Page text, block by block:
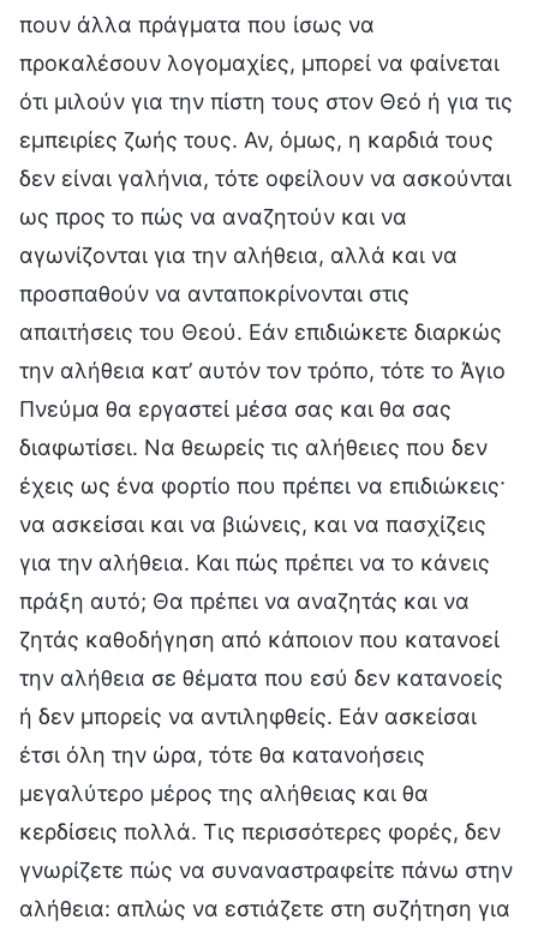
πουν άλλα πράγματα που ίσως να
προκαλέσουν λογομαχίες, μπορεί να φαίνεται
ότι μιλούν για την πίστη τους στον Θεό ή για τις
εμπειρίες ζωής τους. Αν, όμως, η καρδιά τους
δεν είναι γαλήνια, τότε οφείλουν να ασκούνται
ως προς το πώς να αναζητούν και να
αγωνίζονται για την αλήθεια, αλλά και να
προσπαθούν να ανταποκρίνονται στις
απαιτήσεις του Θεού. Εάν επιδιώκετε διαρκώς
την αλήθεια κατ’ αυτόν τον τρόπο, τότε το Άγιο
Πνεύμα θα εργαστεί μέσα σας και θα σας
διαφωτίσει. Να θεωρείς τις αλήθειες που δεν
έχεις ως ένα φορτίο που πρέπει να επιδιώκεις·
να ασκείσαι και να βιώνεις, και να πασχίζεις
για την αλήθεια. Και πώς πρέπει να το κάνεις
πράξη αυτό; Θα πρέπει να αναζητάς και να
ζητάς καθοδήγηση από κάποιον που κατανοεί
την αλήθεια σε θέματα που εσύ δεν κατανοείς
ή δεν μπορείς να αντιληφθείς. Εάν ασκείσαι
έτσι όλη την ώρα, τότε θα κατανοήσεις
μεγαλύτερο μέρος της αλήθειας και θα
κερδίσεις πολλά. Τις περισσότερες φορές, δεν
γνωρίζετε πώς να συναναστραφείτε πάνω στην
αλήθεια: απλώς να εστιάζετε στη συζήτηση για